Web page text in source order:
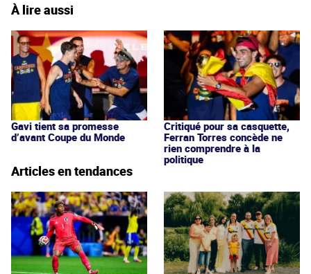
À lire aussi
Gavi tient sa promesse
d’avant Coupe du Monde
Critiqué pour sa casquette,
Ferran Torres concède ne
rien comprendre à la
politique
Articles en tendances